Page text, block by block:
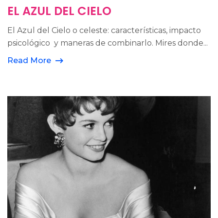
EL AZUL DEL CIELO
El Azul del Cielo o celeste: características, impacto
psicológico y maneras de combinarlo. Mires donde...
Read More